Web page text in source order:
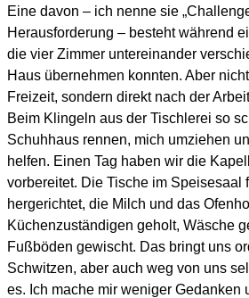
Eine davon – ich nenne sie
Herausforderung – besteht während
die vier Zimmer untereinander
Haus übernehmen konnten. Aber
Freizeit, sondern direkt nach der
Beim Klingeln aus der Tischlerei so
Schuhhaus rennen, mich umziehen
helfen. Einen Tag haben wir die
vorbereitet. Die Tische im Speisesaal
hergerichtet, die Milch und das
Küchenzuständigen geholt, Wäsche
Fußböden gewischt. Das bringt uns
Schwitzen, aber auch weg von uns
es. Ich mache mir weniger Gedanken